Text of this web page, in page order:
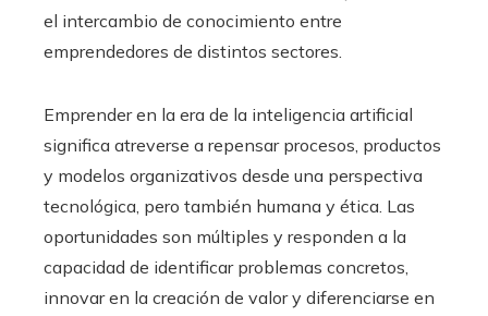
el intercambio de conocimiento entre
emprendedores de distintos sectores.
Emprender en la era de la inteligencia artificial
significa atreverse a repensar procesos, productos
y modelos organizativos desde una perspectiva
tecnológica, pero también humana y ética. Las
oportunidades son múltiples y responden a la
capacidad de identificar problemas concretos,
innovar en la creación de valor y diferenciarse en